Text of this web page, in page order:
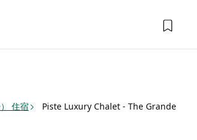
住宿 Piste Luxury Chalet - The Grande